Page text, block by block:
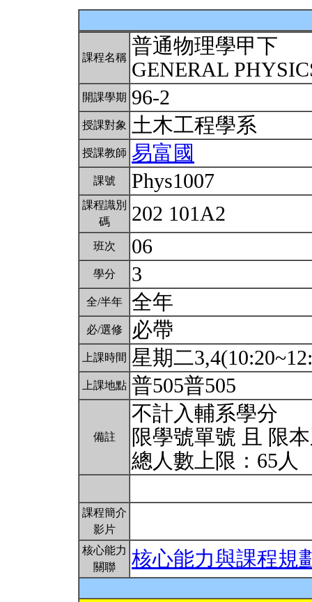
課程名稱 普通物理學甲下
GENERAL
開課學期 96-2
授課對象 土木工程學系
授課教師 易富國
課號 Phys1007
課程識別
碼
202 101A2
班次 06
學分 3
全/半年 全年
必/選修 必帶
上課時間 星期二
上課地點 普505普505
備註
不計入輔系學分
限學號單號 且 限
總人數上限：65人
課程簡介
影片
核心能力
關聯
核心能力與課程規